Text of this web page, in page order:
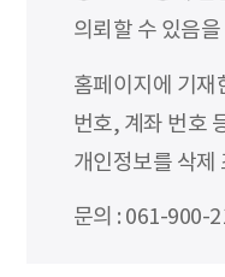
의뢰할 수 있음
홈페이지에 기재
번호, 계좌 번호
개인정보를 삭제
문의 : 061-900-